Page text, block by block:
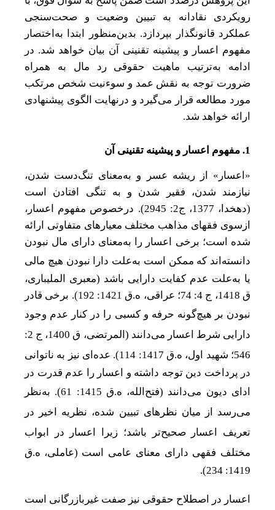
رویکردی نقادانه به تبیین وضعیت و صحت‌سنجی
عملکرد قانونگذار بپردازد. بدین‌منظور ابتدا به‌اختصار
مفهوم اعسار و پیشینه تقنینی آن بیان خواهد شد. در
ادامه به‌ترتیب ماهیت حقوقی رد مال به همراه
ضرورت توجه به نقش عمد و سوءنیت شخص مرتکب
مورد مطالعه قرار میگیرد و در‌نهایت الگوی پیشنهادی
ارائه خواهد شد.
1. مفهوم اعسار و پیشینه تقنینی آن
« اعسار» از ریشه عسر و به‌معنای تنگ‌دست شدن،
نیازمند شدن، فقیر شدن و به
تنگی افتادن است
(دهخدا، 1377، ج2: 2945). در‌خصوص مفهوم اعسار،
از‌سوی فقهای مذاهب مختلف معیارهای متفاوتی ارائه
شده است؛ برخی
اعسار را به‌معنای دارای مال نبودن
دانسته اند که ممکن است به‌علت دارا نبودن هیچ مالی
یا به‌علت عدم کفایت دارایی باشد (معبری الملیباری،
ق 1418، ج 4: 74؛ عراقی، ه.ق 1421: 192). برخی قادر
نبودن بر هیچگونه حرفه و کسبی را در کنار عدم وجود
دارایی شرط اعسار می
دانند (المرتضى، ق 1400، ج 2:
546؛ شهید اول، ه.ق 1417: 114). عده
ای نیز به ناتوانی
در پرداخت دین توجه داشته و اعسار را عدم قدرت در
ادای دیون میدانند (فتح
الله، ه.ق 1415: 61). به‌نظر
میرسد از میان نظرهای تبیین شده، نظریه اخیر در
تعریف اعسار صحیحتر باشد؛ زیرا اعسار در ابواب
مختلف فقهی دارای معنای عامی است (عاملی، ه.ق
1419: 234)
.
اعسار در اصطلاح حقوقی نیز صفت غیر بازرگانی است